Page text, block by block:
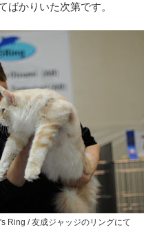
ばかりいた次第です。
Ring / 友成ジャッジのリングにて